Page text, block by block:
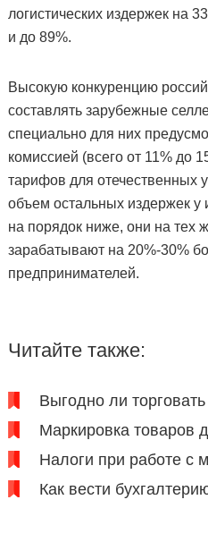
логистических издержек на
и до 89%.
Высокую конкуренцию
составлять зарубежные
специально для них
комиссией (всего от 11% до
тарифов для отечественных
объем остальных издержек у
на порядок ниже, они на тех
зарабатывают на 20%-30%
предпринимателей.
Читайте также:
Выгодно ли
Маркировка товаров
Налоги при работе с
Как вести